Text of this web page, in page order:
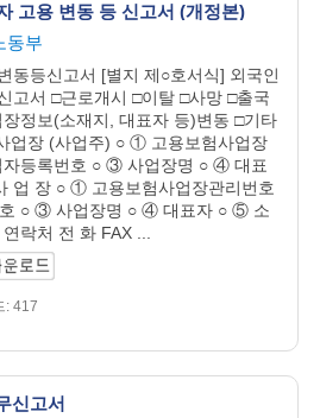
고용 변동 등 신고서 (개정본)
동부
동등신고서 [별지 제○호서식] 외국인
고서 □근로개시 □이탈 □사망 □출국
정보(소재지, 대표자 등)변동 □기타
업장 (사업주) ○ ① 고용보험사업장
등록번호 ○ ③ 사업장명 ○ ④ 대표
업 장 ○ ① 고용보험사업장관리번호
○ ③ 사업장명 ○ ④ 대표자 ○ ⑤ 소
락처 전 화 FAX ...
: 417
신고서